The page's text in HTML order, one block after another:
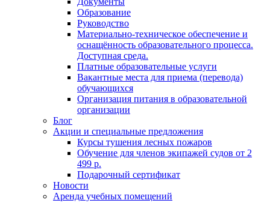
Образование
Руководство
Материально-техническое обеспечение и
оснащённость образовательного процесса.
Доступная среда.
Платные образовательные услуги
Вакантные места для приема (перевода)
обучающихся
Организация питания в образовательной
организации
Блог
Акции и специальные предложения
Курсы тушения лесных пожаров
Обучение для членов экипажей судов от 2
499 р.
Подарочный сертификат
Новости
Аренда учебных помещений